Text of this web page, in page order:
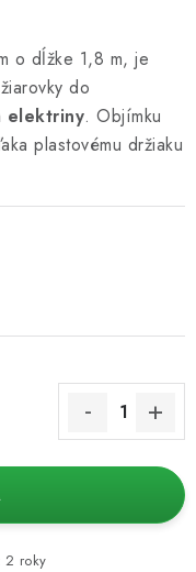
o dĺžke 1,8 m, je
do
elektriny. Objímku
plastovému držiaku
2 roky